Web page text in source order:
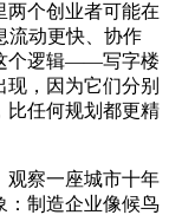
两个创业者可能在
流动更快、协作
个逻辑——写字楼
，因为它们分别
比任何规划都更精
观察一座城市十年
：制造企业像候鸟